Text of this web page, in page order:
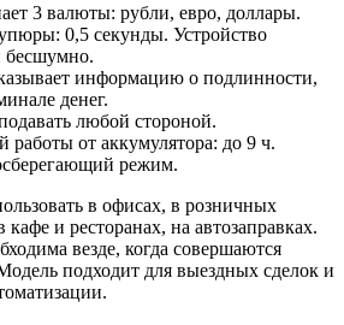
3 валюты: рубли, евро, доллары.
0,5 секунды. Устройство
бесшумно.
информацию о подлинности,
денег.
любой стороной.
работы от аккумулятора: до 9 ч.
режим.
в офисах, в розничных
кафе и ресторанах, на автозаправках.
везде, когда совершаются
подходит для выездных сделок и